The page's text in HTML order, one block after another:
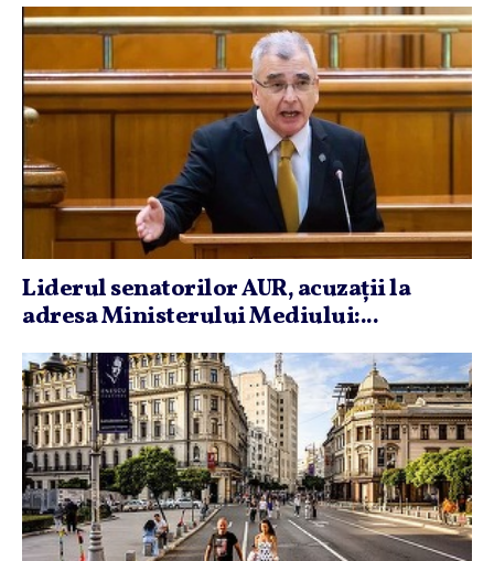
Liderul senatorilor AUR, acuzaţii la
adresa Ministerului Mediului:...